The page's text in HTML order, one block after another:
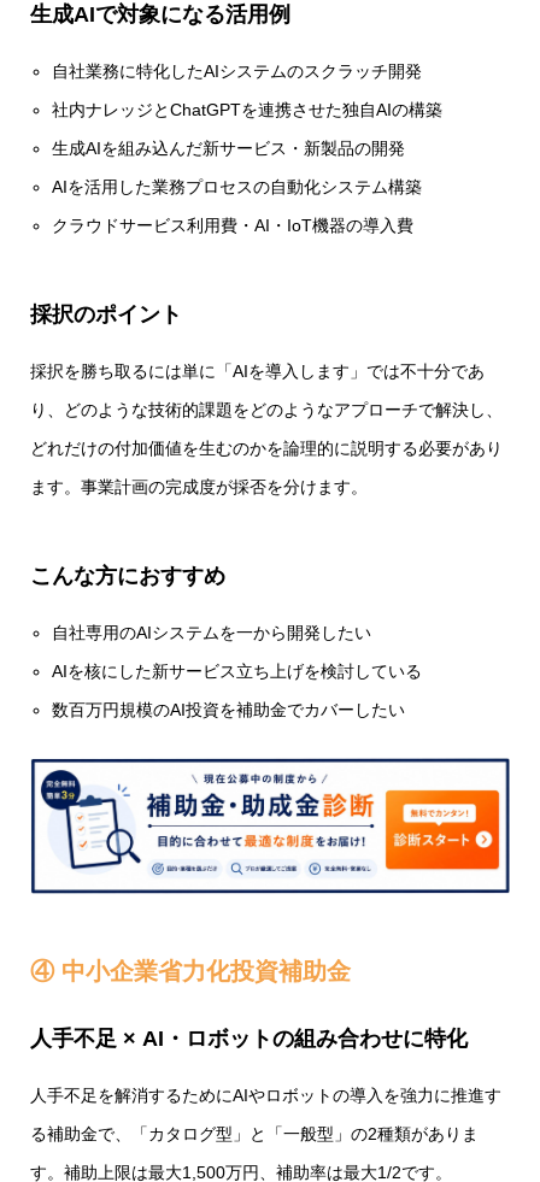
生成AIで対象になる活用例
自社業務に特化したAIシステムのスクラッチ開発
社内ナレッジとChatGPTを連携させた独自AIの構築
生成AIを組み込んだ新サービス・新製品の開発
AIを活用した業務プロセスの自動化システム構築
クラウドサービス利用費・AI・IoT機器の導入費
採択のポイント
採択を勝ち取るには単に「AIを導入します」では不十分であ
り、どのような技術的課題をどのようなアプローチで解決し、
どれだけの付加価値を生むのかを論理的に説明する必要があり
ます。事業計画の完成度が採否を分けます。
こんな方におすすめ
自社専用のAIシステムを一から開発したい
AIを核にした新サービス立ち上げを検討している
数百万円規模のAI投資を補助金でカバーしたい
④ 中小企業省力化投資補助金
人手不足 × AI・ロボットの組み合わせに特化
人手不足を解消するためにAIやロボットの導入を強力に推進す
る補助金で、「カタログ型」と「一般型」の2種類がありま
す。補助上限は最大1,500万円、補助率は最大1/2です。